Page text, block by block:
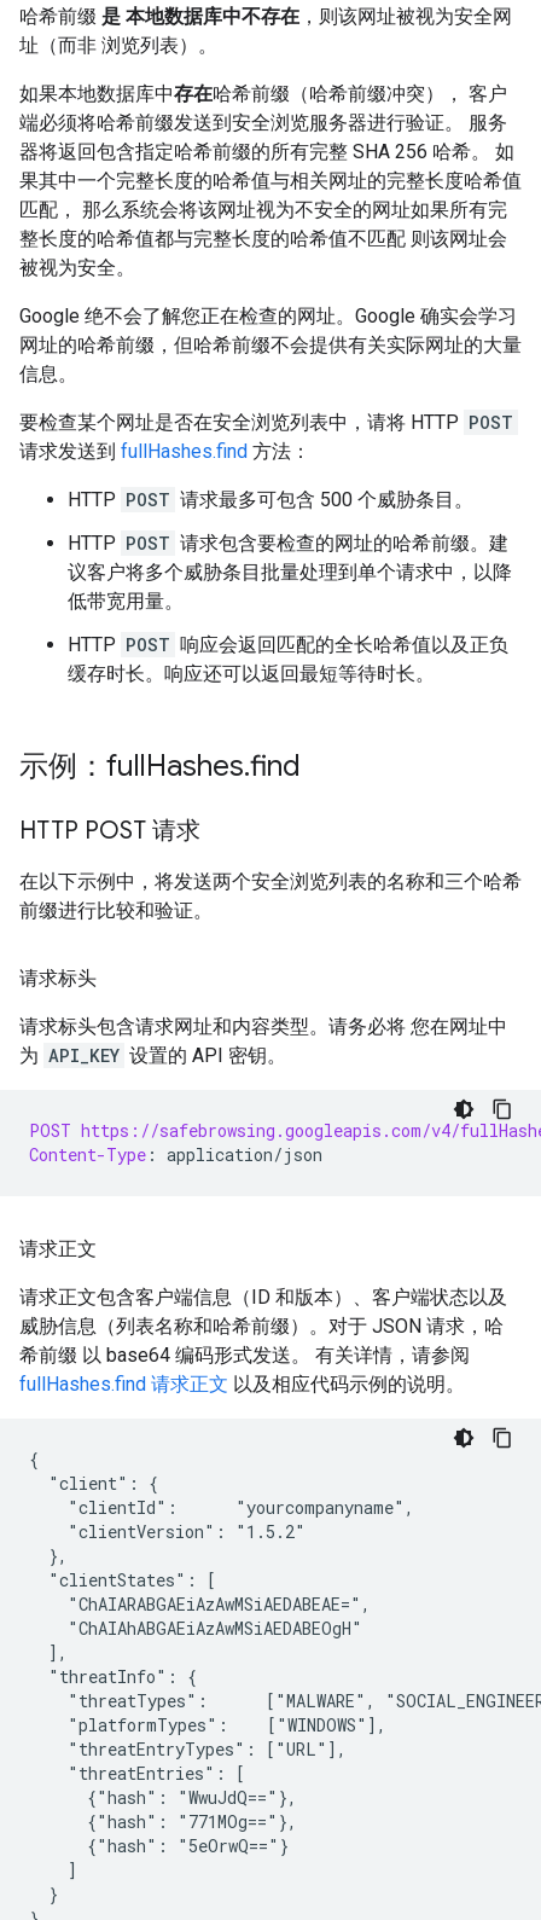
哈希前缀 是 本地数据库中不存在 ，则该网址被视为安全网
址（而非 浏览列表）。
如果本地数据库中存在哈希前缀（哈希前缀冲突）， 客户
端必须将哈希前缀发送到安全浏览服务器进行验证。 服务
器将返回包含指定哈希前缀的所有完整 SHA 256 哈希。 如
果其中一个完整长度的哈希值与相关网址的完整长度哈希值
匹配， 那么系统会将该网址视为不安全的网址如果所有完
整长度的哈希值都与完整长度的哈希值不匹配 则该网址会
被视为安全。
Google 绝不会了解您正在检查的网址。Google 确实会学习
网址的哈希前缀，但哈希前缀不会提供有关实际网址的大量
信息。
要检查某个网址是否在安全浏览列表中，请将 HTTP POST
请求发送到 fullHashes.find 方法：
HTTP POST 请求最多可包含 500 个威胁条目。
HTTP POST 请求包含要检查的网址的哈希前缀。建
议客户将多个威胁条目批量处理到单个请求中，以降
低带宽用量。
HTTP POST 响应会返回匹配的全长哈希值以及正负
缓存时长。响应还可以返回最短等待时长。
示例：fullHashes.find
HTTP POST 请求
在以下示例中，将发送两个安全浏览列表的名称和三个哈希
前缀进行比较和验证。
请求标头
请求标头包含请求网址和内容类型。请务必将 您在网址中
为 API_KEY 设置的 API 密钥。
POST https://safebrowsing.googleapis.com/v4/
Content-Type : application/json
请求正文
请求正文包含客户端信息（ID 和版本）、客户端状态以及
威胁信息（列表名称和哈希前缀）。对于 JSON 请求，哈
希前缀 以 base64 编码形式发送。 有关详情，请参阅
fullHashes.find 请求正文 以及相应代码示例的说明。
{
  "client": {
    "clientId":      "yourcompanyname",
    "clientVersion": "1.5.2"
  },
  "clientStates": [
    "ChAIARABGAEiAzAwMSiAEDABEAE=",
    "ChAIAhABGAEiAzAwMSiAEDABEOgH"
  ],
  "threatInfo": {
"threatTypes":      ["MALWARE",
    "platformTypes":    ["WINDOWS"],
    "threatEntryTypes": ["URL"],
    "threatEntries": [
      {"hash": "WwuJdQ=="},
      {"hash": "771MOg=="},
      {"hash": "5eOrwQ=="}
    ]
  }